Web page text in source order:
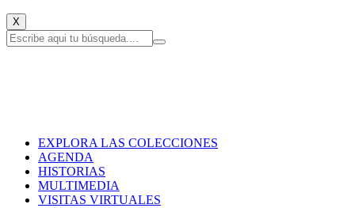
X
EXPLORA LAS COLECCIONES
AGENDA
HISTORIAS
MULTIMEDIA
VISITAS VIRTUALES